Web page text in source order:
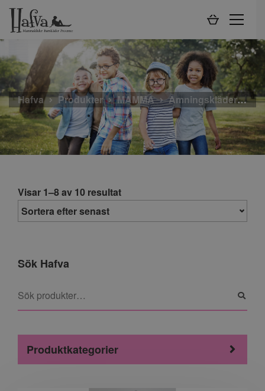
Hafva Produkter MAMMA Amningskläder
Visar 1–8 av 10 resultat
Sök Hafva
Produktkategorier